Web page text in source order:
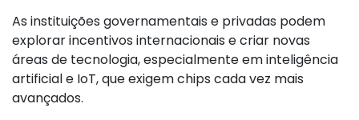
As instituições governamentais e privadas podem
explorar incentivos internacionais e criar novas
áreas de tecnologia, especialmente em inteligência
artificial e IoT, que exigem chips cada vez mais
avançados.